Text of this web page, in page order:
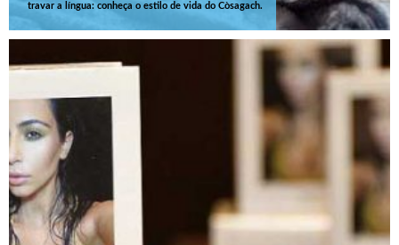
travar a língua: conheça o estilo de vida do Còsagach.